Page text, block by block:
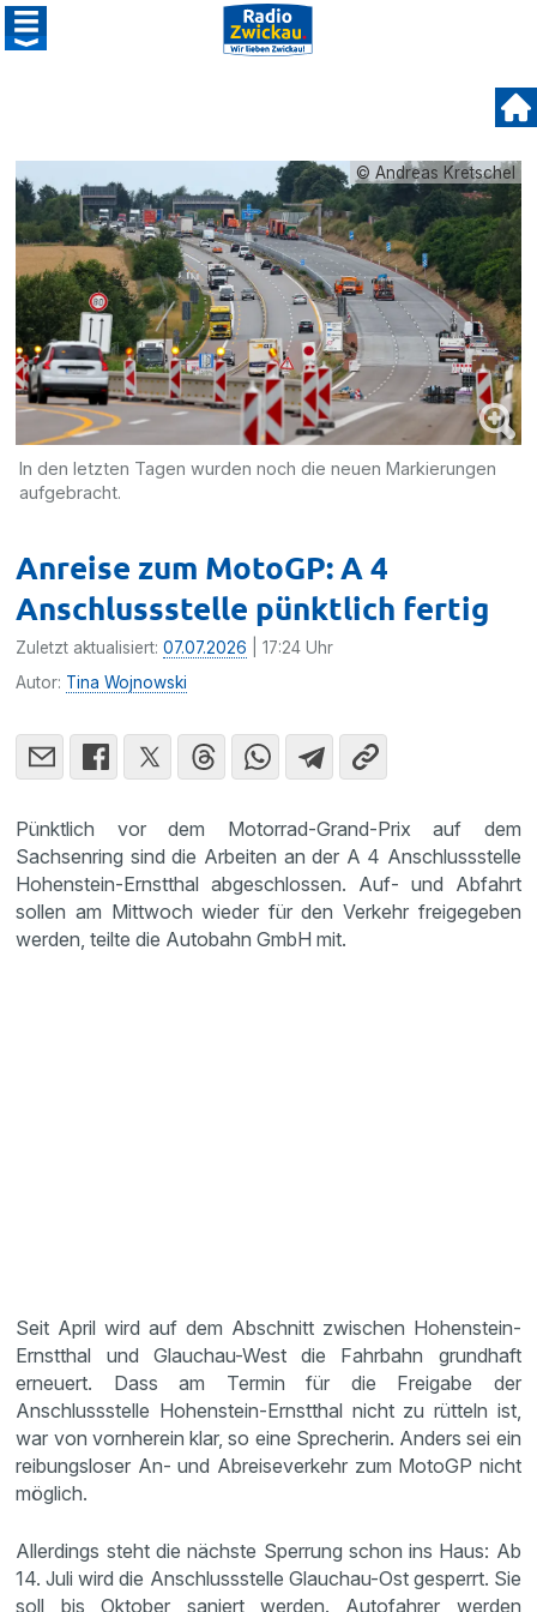
© Andreas Kretschel
In den letzten Tagen wurden noch die neuen Markierungen
aufgebracht.
Anreise zum MotoGP: A 4
Anschlussstelle pünktlich fertig
Zuletzt aktualisiert:07.07.2026 | 17:24 Uhr
Autor: Tina Wojnowski
Pünktlich vor dem Motorrad-Grand-Prix auf dem
Sachsenring sind die Arbeiten an der A 4 Anschlussstelle
Hohenstein-Ernstthal abgeschlossen. Auf- und Abfahrt
sollen am Mittwoch wieder für den Verkehr freigegeben
werden, teilte die Autobahn GmbH mit.
Seit April wird auf dem Abschnitt zwischen Hohenstein-
Ernstthal und Glauchau-West die Fahrbahn grundhaft
erneuert. Dass am Termin für die Freigabe der
Anschlussstelle Hohenstein-Ernstthal nicht zu rütteln ist,
war von vornherein klar, so eine Sprecherin. Anders sei ein
reibungsloser An- und Abreiseverkehr zum MotoGP nicht
möglich.
Allerdings steht die nächste Sperrung schon ins Haus: Ab
14. Juli wird die Anschlussstelle Glauchau-Ost gesperrt. Sie
soll bis Oktober saniert werden. Autofahrer werden